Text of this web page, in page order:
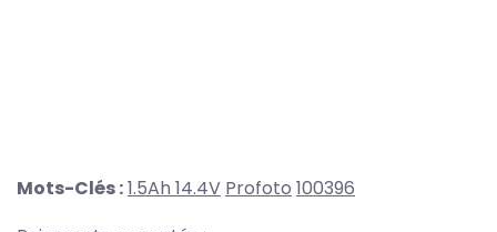
Mots-Clés :1.5Ah 14.4V Profoto 100396